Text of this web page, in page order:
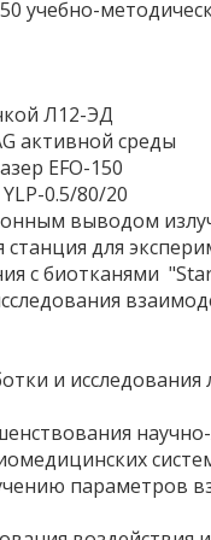
учебно-
Л12-ЭД
активной среды
EFO-150
0.5/80/20
выводом
для
с биотканями
и
параметров